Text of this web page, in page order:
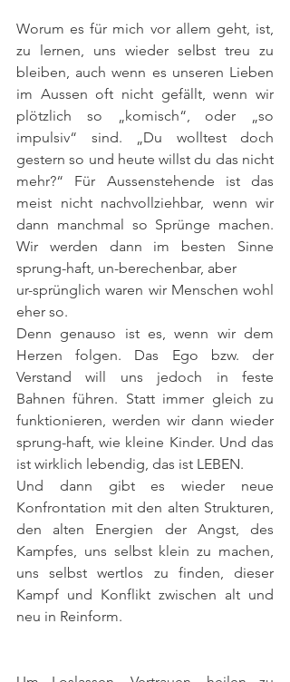
Worum es für mich vor allem geht, ist,
zu lernen, uns wieder selbst treu zu
bleiben, auch wenn es unseren Lieben
im Aussen oft nicht gefällt, wenn wir
plötzlich so „komisch“, oder „so
impulsiv“ sind. „Du wolltest doch
gestern so und heute willst du das nicht
mehr?“ Für Aussenstehende ist das
meist nicht nachvollziehbar, wenn wir
dann manchmal so Sprünge machen.
Wir werden dann im besten Sinne
sprung-haft, un-berechenbar, aber
ur-sprünglich waren wir Menschen wohl
eher so.
Denn genauso ist es, wenn wir dem
Herzen folgen. Das Ego bzw. der
Verstand will uns jedoch in feste
Bahnen führen. Statt immer gleich zu
funktionieren, werden wir dann wieder
sprung-haft, wie kleine Kinder. Und das
ist wirklich lebendig, das ist LEBEN.
Und dann gibt es wieder neue
Konfrontation mit den alten Strukturen,
den alten Energien der Angst, des
Kampfes, uns selbst klein zu machen,
uns selbst wertlos zu finden, dieser
Kampf und Konflikt zwischen alt und
neu in Reinform.